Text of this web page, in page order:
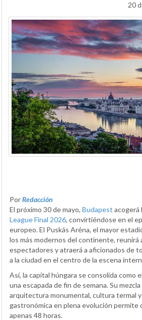
20
PorRedacción
El próximo 30 de mayo, Budapest acogerá
League Final 2026, convirtiéndose en el
europeo. El Puskás Aréna, el mayor
los más modernos del continente, reunirá
espectadores y atraerá a aficionados de
a la ciudad en el centro de la escena
Así, la capital húngara se consolida como
una escapada de fin de semana. Su
arquitectura monumental, cultura termal y
gastronómica en plena evolución permite
apenas 48 horas.